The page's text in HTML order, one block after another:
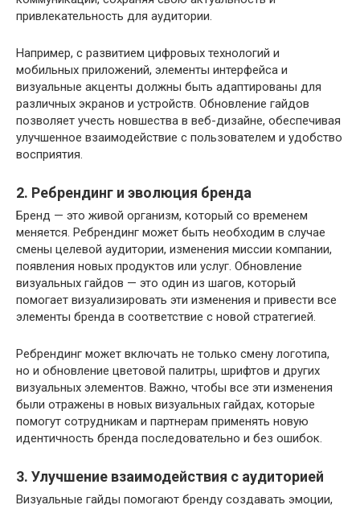
привлекательность для аудитории.
Например, с развитием цифровых технологий и
мобильных приложений, элементы интерфейса и
визуальные акценты должны быть адаптированы для
различных экранов и устройств. Обновление гайдов
позволяет учесть новшества в веб-дизайне, обеспечивая
улучшенное взаимодействие с пользователем и удобство
восприятия.
2. Ребрендинг и эволюция бренда
Бренд — это живой организм, который со временем
меняется. Ребрендинг может быть необходим в случае
смены целевой аудитории, изменения миссии компании,
появления новых продуктов или услуг. Обновление
визуальных гайдов — это один из шагов, который
помогает визуализировать эти изменения и привести все
элементы бренда в соответствие с новой стратегией.
Ребрендинг может включать не только смену логотипа,
но и обновление цветовой палитры, шрифтов и других
визуальных элементов. Важно, чтобы все эти изменения
были отражены в новых визуальных гайдах, которые
помогут сотрудникам и партнерам применять новую
идентичность бренда последовательно и без ошибок.
3. Улучшение взаимодействия с аудиторией
Визуальные гайды помогают бренду создавать эмоции,